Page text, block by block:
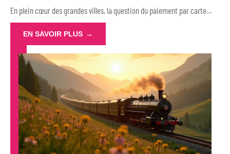
En plein cœur des grandes villes, la question du paiement par carte…
EN SAVOIR PLUS